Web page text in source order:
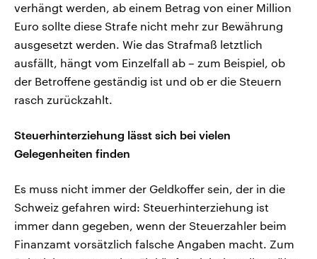
verhängt werden, ab einem Betrag von einer Million
Euro sollte diese Strafe nicht mehr zur Bewährung
ausgesetzt werden. Wie das Strafmaß letztlich
ausfällt, hängt vom Einzelfall ab – zum Beispiel, ob
der Betroffene geständig ist und ob er die Steuern
rasch zurückzahlt.
Steuerhinterziehung lässt sich bei vielen
Gelegenheiten finden
Es muss nicht immer der Geldkoffer sein, der in die
Schweiz gefahren wird: Steuerhinterziehung ist
immer dann gegeben, wenn der Steuerzahler beim
Finanzamt vorsätzlich falsche Angaben macht. Zum